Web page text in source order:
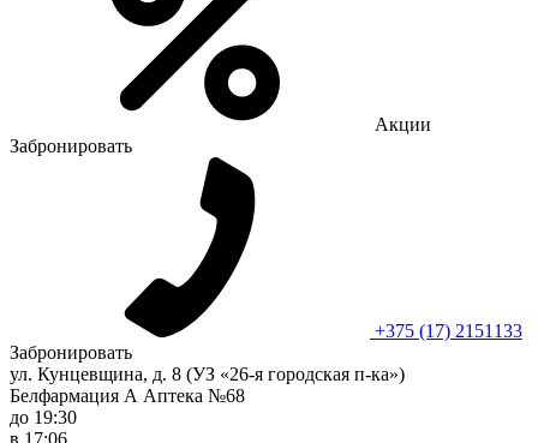
Акции
Забронировать
+375 (17) 2151133
Забронировать
ул. Кунцевщина, д. 8 (УЗ «26-я городская п-ка»)
Белфармация А Аптека №68
до 19:30
в 17:06